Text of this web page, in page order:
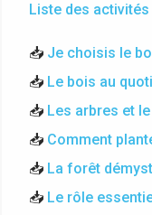
Liste des
📥 Je choisis le
📥 Le bois au
📥 Les arbres et
📥 Comment
📥 La forêt
📥 Le rôle